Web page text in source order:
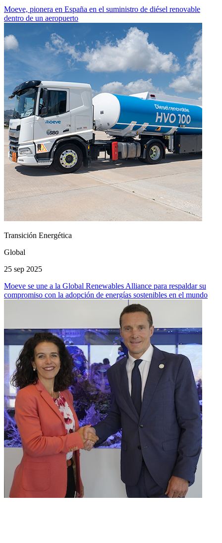
Moeve, pionera en España en el suministro de diésel renovable
dentro de un aeropuerto
Transición Energética
Global
25 sep 2025
Moeve se une a la Global Renewables Alliance para respaldar su
compromiso con la adopción de energías sostenibles en el mundo